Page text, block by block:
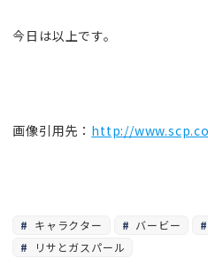
今日は以上です。
画像引用先： http://
キャラクター バービー
リサとガスパール